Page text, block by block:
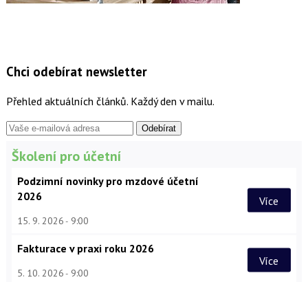
Chci odebírat newsletter
Přehled aktuálních článků. Každý den v mailu.
Školení pro účetní
Podzimní novinky pro mzdové účetní
2026
15. 9. 2026 9:00
Více
Fakturace v praxi roku 2026
5. 10. 2026 9:00
Více